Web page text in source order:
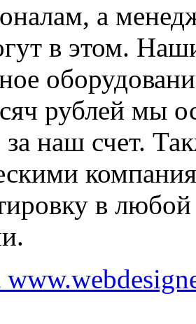
а
в этом.
рублей мы
за наш счет.
в